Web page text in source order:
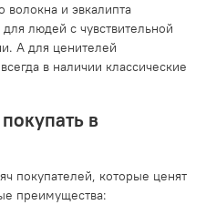
волокна и эвкалипта
людей с чувствительной
А для ценителей
в наличии классические
в
покупателей, которые ценят
преимущества: